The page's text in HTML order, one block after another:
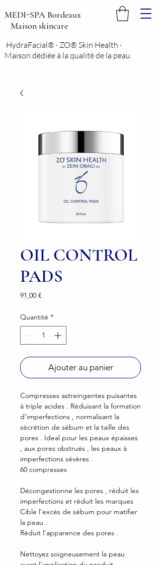
MEDI-SPA Bordeaux
Maison skincare
HydraFacial® · ZO® Skin Health ·
Maison dédiée à la qualité de la peau
OIL CONTROL
PADS
91,00 €
Quantité *
Ajouter au panier
Compresses astreingentes puisantes
à triple acides . Réduisant la formation
d'imperfections , normalisant la
sécrétion de sébum et la taille des
pores . Ideal pour les peaux épaisses
, aux pores obstrués , les peaux à
imperfections sévères .
60 compresses
Décongestionne les pores , réduit les
imperfections et réduit les marques
Cible l'excès de sébum pour matifier
la peau .
Réduit l'apparence des pores .
Nettoyez soigneusement la peau